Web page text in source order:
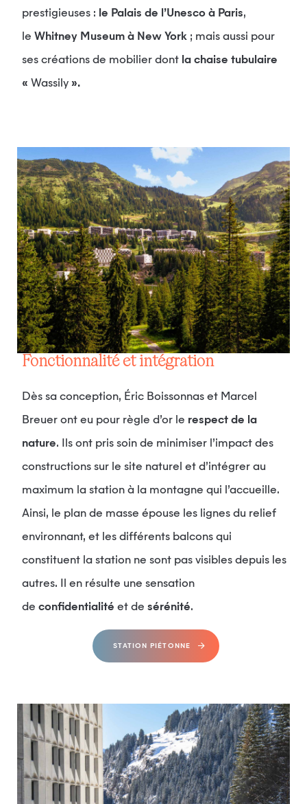
prestigieuses : le Palais de l’Unesco à Paris,
le Whitney Museum à New York ; mais aussi pour
ses créations de mobilier dont la chaise tubulaire
« Wassily ».
Fonctionnalité et intégration
Dès sa conception, Éric Boissonnas et Marcel
Breuer ont eu pour règle d’or le respect de la
nature. Ils ont pris soin de minimiser l’impact des
constructions sur le site naturel et d’intégrer au
maximum la station à la montagne qui l’accueille.
Ainsi, le plan de masse épouse les lignes du relief
environnant, et les différents balcons qui
constituent la station ne sont pas visibles depuis les
autres. Il en résulte une sensation
de confidentialité et de sérénité.
STATION PIÉTONNE